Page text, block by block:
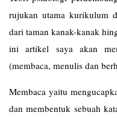
rujukan utama kurikulum
dari taman kanak-kanak
ini artikel saya akan
(membaca, menulis dan
Membaca yaitu
dan membentuk sebuah